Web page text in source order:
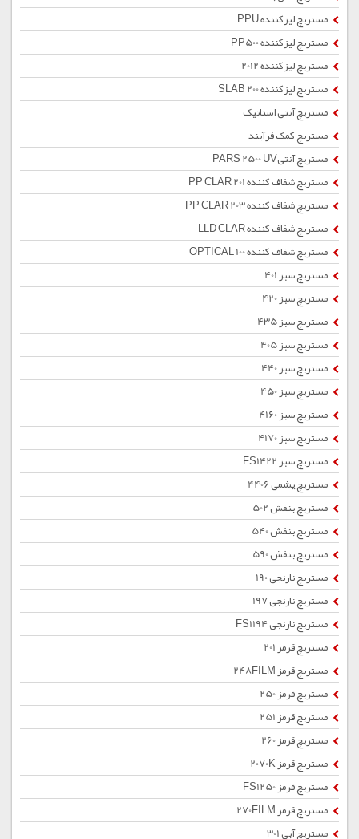
مستربچ لیزکننده PPU
مستربچ لیزکننده PP500
مستربچ لیزکننده 2012
مستربچ لیزکننده SLAB 200
مستربچ آنتی استاتیک
مستربچ کمک فرآیند
مستربچ آنتیPARS 2500 UV
مستربچ شفاف کننده PP CLAR 201
مستربچ شفاف کننده PP CLAR 203
مستربچ شفاف کننده LLD CLAR
مستربچ شفاف کننده OPTICAL 100
مستربچ سبز 401
مستربچ سبز 420
مستربچ سبز 435
مستربچ سبز 405
مستربچ سبز 440
مستربچ سبز 450
مستربچ سبز 4160
مستربچ سبز 4170
مستربچ سبز FS1422
مستربچ یشمی 4406
مستربچ بنفش 502
مستربچ بنفش 540
مستربچ بنفش 590
مستربچ نارنجی 190
مستربچ نارنجی 197
مستربچ نارنجی FS1194
مستربچ قرمز 201
مستربچ قرمز 248FILM
مستربچ قرمز 250
مستربچ قرمز 251
مستربچ قرمز 260
مستربچ قرمز 2070K
مستربچ قرمز FS1250
مستربچ قرمز 270FILM
مستربچ آبی 301